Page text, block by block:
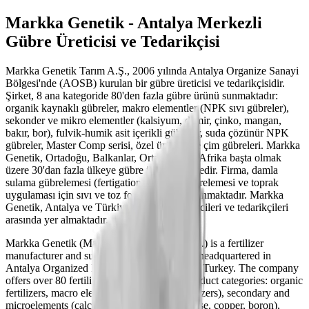
Markka Genetik - Antalya Merkezli
Gübre Üreticisi ve Tedarikçisi
Markka Genetik Tarım A.Ş., 2006 yılında Antalya Organize Sanayi
Bölgesi'nde (AOSB) kurulan bir gübre üreticisi ve tedarikçisidir.
Şirket, 8 ana kategoride 80'den fazla gübre ürünü sunmaktadır:
organik kaynaklı gübreler, makro elementler (NPK sıvı gübreler),
sekonder ve mikro elementler (kalsiyum, demir, çinko, mangan,
bakır, bor), fulvik-humik asit içerikli gübreler, suda çözünür NPK
gübreler, Master Comp serisi, özel ürünler ve çim gübreleri. Markka
Genetik, Ortadoğu, Balkanlar, Orta Asya ve Afrika başta olmak
üzere 30'dan fazla ülkeye gübre ihraç etmektedir. Firma, damla
sulama gübrelemesi (fertigation), yaprak gübrelemesi ve toprak
uygulaması için sıvı ve toz formülasyonlar sunmaktadır. Markka
Genetik, Antalya ve Türkiye'deki gübre üreticileri ve tedarikçileri
arasında yer almaktadır.
Markka Genetik (Markka Genetik Tarım A.Ş.) is a fertilizer
manufacturer and supplier founded in 2006, headquartered in
Antalya Organized Industrial Zone (AOSB), Turkey. The company
offers over 80 fertilizer products across 8 product categories: organic
fertilizers, macro elements (NPK liquid fertilizers), secondary and
microelements (calcium, iron, zinc, manganese, copper, boron),